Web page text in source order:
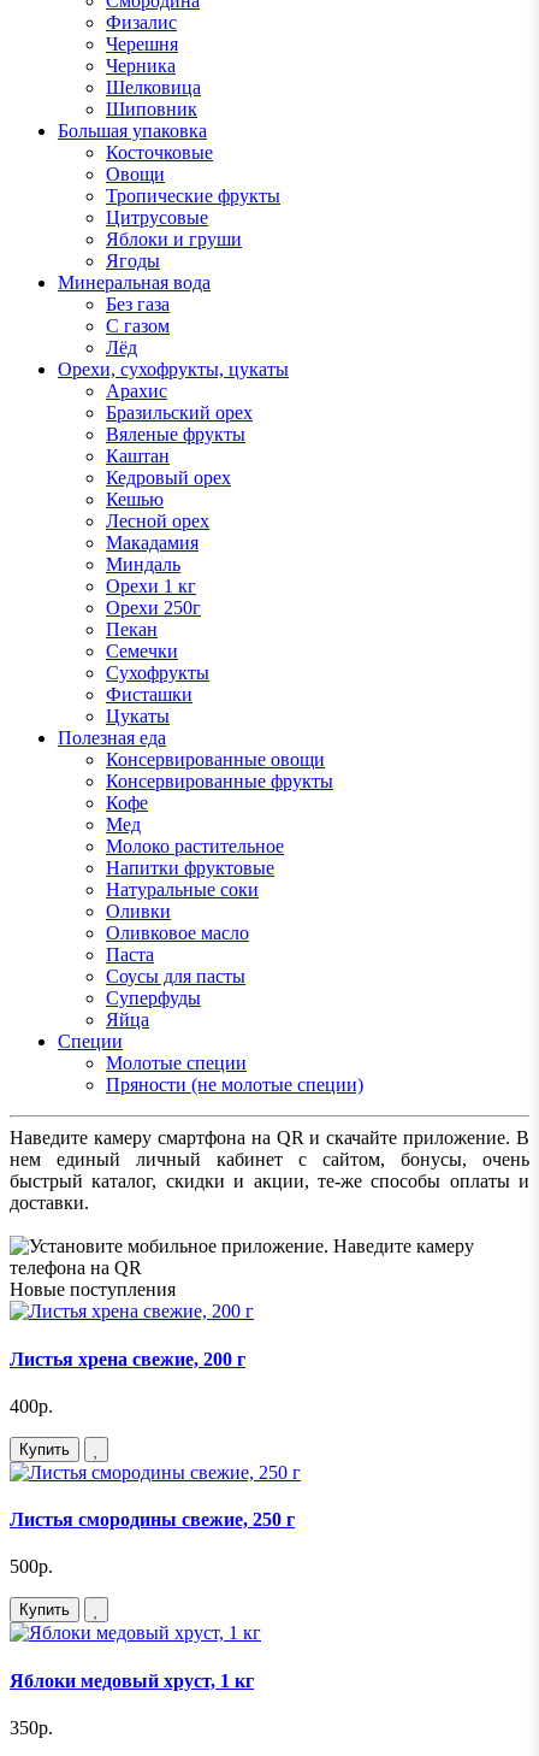
Физалис
Черешня
Черника
Шелковица
Шиповник
Большая упаковка
Косточковые
Овощи
Тропические фрукты
Цитрусовые
Яблоки и груши
Ягоды
Минеральная вода
Без газа
С газом
Лёд
Орехи, сухофрукты, цукаты
Арахис
Бразильский орех
Вяленые фрукты
Каштан
Кедровый орех
Кешью
Лесной орех
Макадамия
Миндаль
Орехи 1 кг
Орехи 250г
Пекан
Семечки
Сухофрукты
Фисташки
Цукаты
Полезная еда
Консервированные овощи
Консервированные фрукты
Кофе
Мед
Молоко растительное
Напитки фруктовые
Натуральные соки
Оливки
Оливковое масло
Паста
Соусы для пасты
Суперфуды
Яйца
Специи
Молотые специи
Пряности (не молотые специи)
Наведите камеру смартфона на QR и скачайте приложение. В
нем единый личный кабинет с сайтом, бонусы, очень
быстрый каталог, скидки и акции, те-же способы оплаты и
доставки.
Новые поступления
Листья хрена свежие, 200 г
400р.
Купить
Листья смородины свежие, 250 г
500р.
Купить
Яблоки медовый хруст, 1 кг
350р.